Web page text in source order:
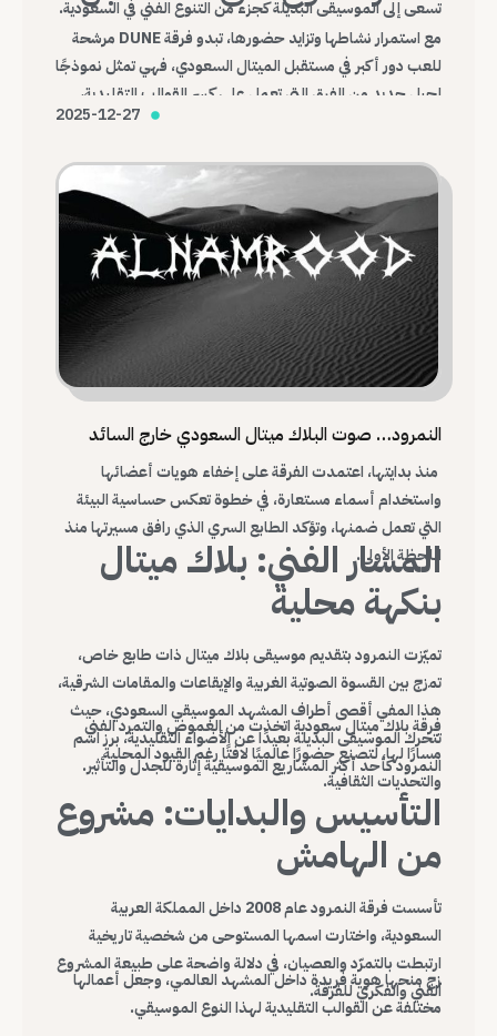
تسعى إلى الموسيقى البديلة كجزء من التنوع الفني في السعودية.
مع استمرار نشاطها وتزايد حضورها، تبدو فرقة DUNE مرشحة
للعب دور أكبر في مستقبل الميتال السعودي، فهي تمثل نموذجًا
لجيل جديد من الفرق التي تعمل على كسر القوالب التقليدية،
وبناء هوية موسيقية محلية قادرة على التواصل مع العالم.
2025-12-27
النمرود… صوت البلاك ميتال السعودي خارج السائد
منذ بدايتها، اعتمدت الفرقة على إخفاء هويات أعضائها
واستخدام أسماء مستعارة، في خطوة تعكس حساسية البيئة
التي تعمل ضمنها، وتؤكد الطابع السري الذي رافق مسيرتها منذ
اللحظة الأولى.
المسار الفني: بلاك ميتال
بنكهة محلية
تميّزت النمرود بتقديم موسيقى بلاك ميتال ذات طابع خاص،
تمزج بين القسوة الصوتية الغربية والإيقاعات والمقامات الشرقية،
هذا المفي أقصى أطراف المشهد الموسيقي السعودي، حيث
تتحرك الموسيقى البديلة بعيدًا عن الأضواء التقليدية، برز اسم
النمرود كأحد أكثر المشاريع الموسيقية إثارة للجدل والتأثير.
فرقة بلاك ميتال سعودية اتخذت من الغموض والتمرد الفني
مسارًا لها، لتصنع حضورًا عالميًا لافتًا رغم القيود المحلية
والتحديات الثقافية.
التأسيس والبدايات: مشروع
من الهامش
تأسست فرقة النمرود عام 2008 داخل المملكة العربية
السعودية، واختارت اسمها المستوحى من شخصية تاريخية
ارتبطت بالتمرّد والعصيان، في دلالة واضحة على طبيعة المشروع
الفني والفكري للفرقة.
زج منحها هوية فريدة داخل المشهد العالمي، وجعل أعمالها
مختلفة عن القوالب التقليدية لهذا النوع الموسيقي.